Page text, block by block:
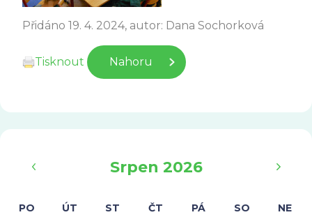
Přidáno 19. 4. 2024, autor: Dana Sochorková
Tisknout Nahoru
Srpen 2026
PO ÚT ST ČT PÁ SO
NE